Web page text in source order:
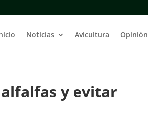
Noticias Avicultura Opinión
y evitar